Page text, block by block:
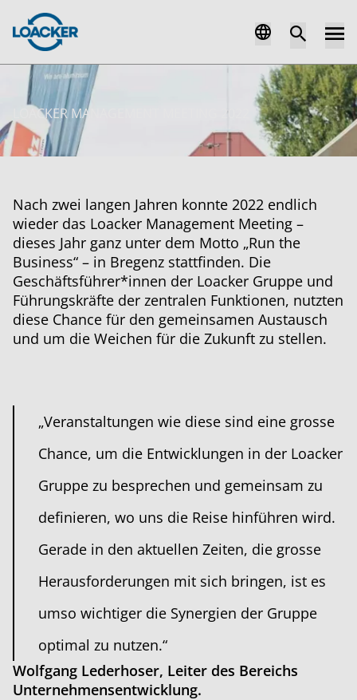
LOACKER MANAGEMENT MEETING 2022
Nach zwei langen Jahren konnte 2022 endlich
wieder das Loacker Management Meeting –
dieses Jahr ganz unter dem Motto „Run the
Business“ – in Bregenz stattfinden. Die
Geschäftsführer*innen der Loacker Gruppe und
Führungskräfte der zentralen Funktionen, nutzten
diese Chance für den gemeinsamen Austausch
und um die Weichen für die Zukunft zu stellen.
„Veranstaltungen wie diese sind eine grosse
Chance, um die Entwicklungen in der Loacker
Gruppe zu besprechen und gemeinsam zu
definieren, wo uns die Reise hinführen wird.
Gerade in den aktuellen Zeiten, die grosse
Herausforderungen mit sich bringen, ist es
umso wichtiger die Synergien der Gruppe
optimal zu nutzen.“
Wolfgang Lederhoser, Leiter des Bereichs
Unternehmensentwicklung.